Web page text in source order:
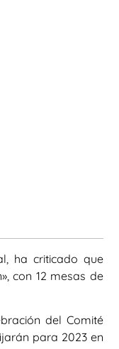
ha criticado que
con 12 mesas de
del Comité
para 2023 en